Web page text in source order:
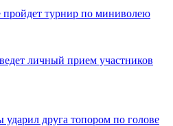
пройдет турнир по миниволею
личный прием участников
ударил друга топором по голове